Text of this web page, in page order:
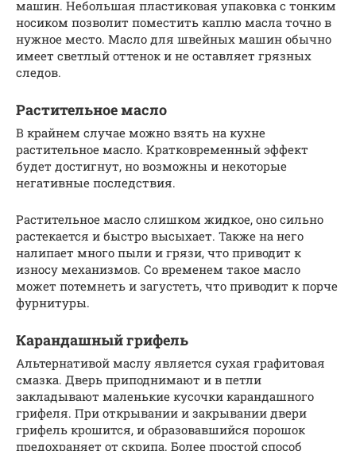
машин. Небольшая пластиковая упаковка с тонким
носиком позволит поместить каплю масла точно в
нужное место. Масло для швейных машин обычно
имеет светлый оттенок и не оставляет грязных
следов.
Растительное масло
В крайнем случае можно взять на кухне
растительное масло. Кратковременный эффект
будет достигнут, но возможны и некоторые
негативные последствия.
Растительное масло слишком жидкое, оно сильно
растекается и быстро высыхает. Также на него
налипает много пыли и грязи, что приводит к
износу механизмов. Со временем такое масло
может потемнеть и загустеть, что приводит к порче
фурнитуры.
Карандашный грифель
Альтернативой маслу является сухая графитовая
смазка. Дверь приподнимают и в петли
закладывают маленькие кусочки карандашного
грифеля. При открывании и закрывании двери
грифель крошится, и образовавшийся порошок
предохраняет от скрипа. Более простой способ